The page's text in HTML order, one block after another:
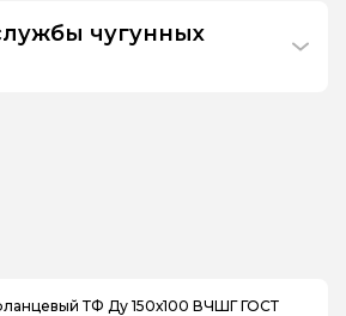
чугунных
ТФ Ду 150х100 ВЧШГ ГОСТ